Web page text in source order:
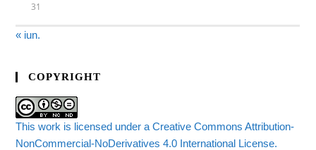
31
« iun.
COPYRIGHT
This work is licensed under a Creative Commons Attribution-
NonCommercial-NoDerivatives 4.0 International License.